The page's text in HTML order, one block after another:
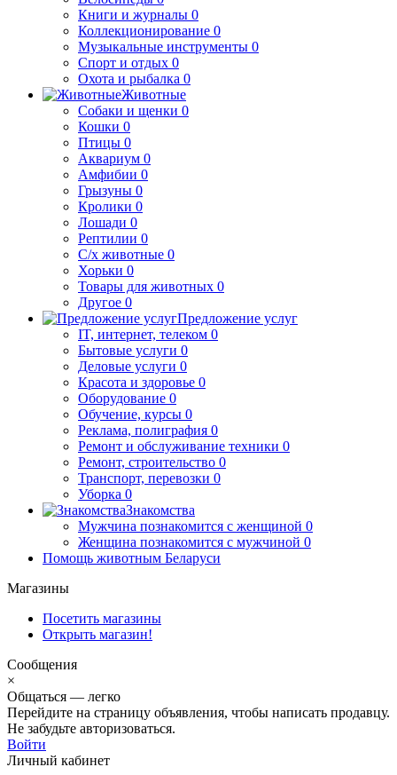
Книги и журналы 0
Коллекционирование 0
Музыкальные инструменты 0
Спорт и отдых 0
Охота и рыбалка 0
Животные
Собаки и щенки 0
Кошки 0
Птицы 0
Аквариум 0
Амфибии 0
Грызуны 0
Кролики 0
Лошади 0
Рептилии 0
С/х животные 0
Хорьки 0
Товары для животных 0
Другое 0
Предложение услуг
IT, интернет, телеком 0
Бытовые услуги 0
Деловые услуги 0
Красота и здоровье 0
Оборудование 0
Обучение, курсы 0
Реклама, полиграфия 0
Ремонт и обслуживание техники 0
Ремонт, строительство 0
Транспорт, перевозки 0
Уборка 0
Знакомства
Мужчина познакомится с женщиной 0
Женщина познакомится с мужчиной 0
Помощь животным Беларуси
Магазины
Посетить магазины
Открыть магазин!
Сообщения
×
Общаться — легко
Перейдите на страницу объявления, чтобы написать продавцу.
Не забудьте авторизоваться.
Войти
Личный кабинет